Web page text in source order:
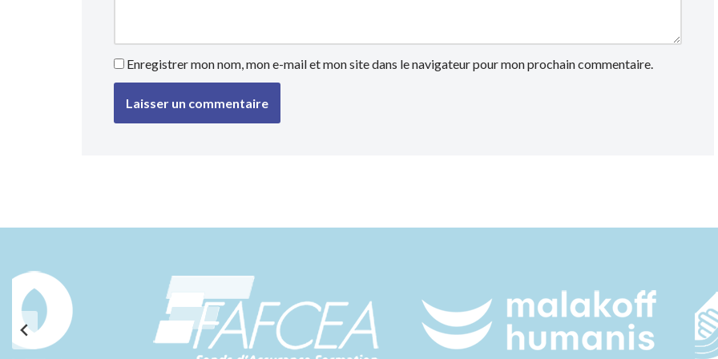
Enregistrer mon nom, mon e-mail et mon site dans le navigateur pour mon prochain commentaire.